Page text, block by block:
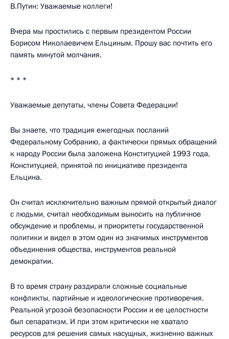
В.Путин: Уважаемые коллеги!
Вчера мы простились с первым президентом России
Борисом Николаевичем Ельциным. Прошу вас почтить его
память минутой молчания.
* * *
Уважаемые депутаты, члены Совета Федерации!
Вы знаете, что традиция ежегодных посланий
Федеральному Собранию, а фактически прямых обращений
к народу России была заложена Конституцией 1993 года,
Конституцией, принятой по инициативе президента
Ельцина.
Он считал исключительно важным прямой открытый диалог
с людьми, считал необходимым выносить на публичное
обсуждение и проблемы, и приоритеты государственной
политики и видел в этом один из значимых инструментов
объединения общества, инструментов реальной
демократии.
В то время страну раздирали сложные социальные
конфликты, партийные и идеологические противоречия.
Реальной угрозой безопасности России и ее целостности
был сепаратизм. И при этом критически не хватало
ресурсов для решения самых насущных, жизненно важных